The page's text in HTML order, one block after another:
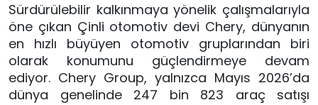
Sürdürülebilir kalkınmaya yönelik çalışmalarıyla
öne çıkan Çinli otomotiv devi Chery, dünyanın
en hızlı büyüyen otomotiv gruplarından biri
olarak konumunu güçlendirmeye devam
ediyor. Chery Group, yalnızca Mayıs 2026’da
dünya genelinde 247 bin 823 araç satışı